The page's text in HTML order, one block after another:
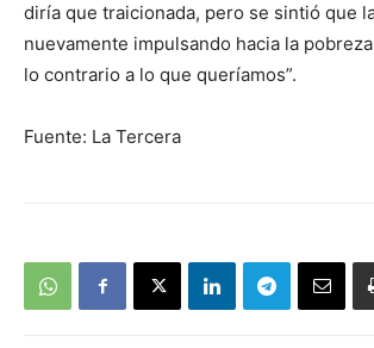
diría que traicionada, pero se sintió que
nuevamente impulsando hacia la
lo contrario a lo que queríamos”.
Fuente: La Tercera